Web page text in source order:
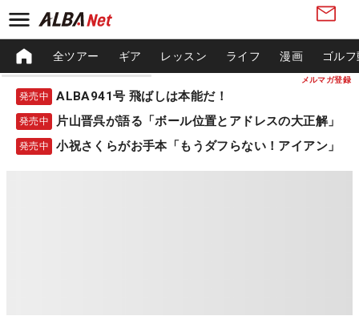
メルマガ登録
全ツアー ギア レッスン ライフ 漫画 ゴル
発売中 ALBA941号 飛ばしは本能だ！
発売中 片山晋呉が語る「ボール位置とアドレスの大正解」
発売中 小祝さくらがお手本「もうダフらない！アイアン」